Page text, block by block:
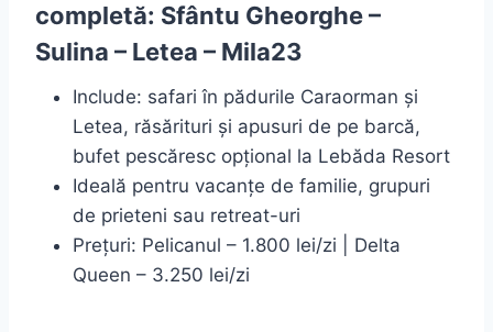
completă: Sfântu Gheorghe –
Sulina – Letea – Mila23
Include: safari în pădurile Caraorman și
Letea, răsărituri și apusuri de pe barcă,
bufet pescăresc opțional la Lebăda Resort
Ideală pentru vacanțe de familie, grupuri
de prieteni sau retreat-uri
Prețuri: Pelicanul – 1.800 lei/zi | Delta
Queen – 3.250 lei/zi